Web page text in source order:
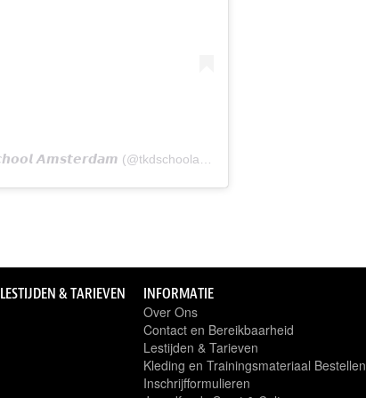
LESTIJDEN & TARIEVEN INFORMATIE
Over Ons
Contact en Bereikbaarheid
Lestijden & Tarieven
Kleding en Trainingsmateriaal Bestellen
Inschrijfformulieren